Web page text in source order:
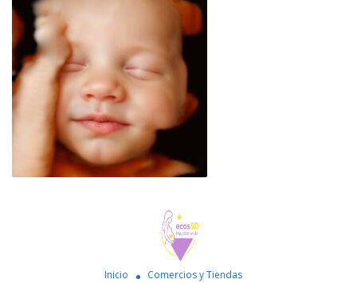
Inicio
Comercios y Tiendas